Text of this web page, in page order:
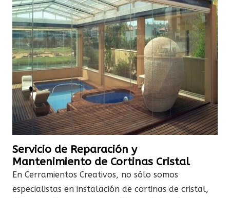
Servicio de Reparación y
Mantenimiento de Cortinas Cristal
En Cerramientos Creativos, no sólo somos
especialistas en instalación de cortinas de cristal,